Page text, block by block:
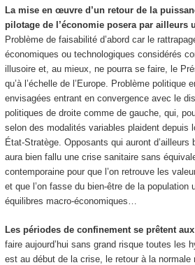
La mise en œuvre d’un retour de la
pilotage de l’économie posera par ailleurs
Problème de faisabilité d’abord car le
économiques ou technologiques considérés
illusoire et, au mieux, ne pourra se faire, le
qu’à l’échelle de l’Europe. Problème politique
envisagées entrant en convergence avec le
politiques de droite comme de gauche, qui,
selon des modalités variables plaident depuis
État-Stratège. Opposants qui auront d’ailleurs
aura bien fallu une crise sanitaire sans
contemporaine pour que l’on retrouve les
et que l’on fasse du bien-être de la population
équilibres macro-économiques…
Les périodes de confinement se prêtent
faire aujourd’hui sans grand risque toutes les
est au début de la crise, le retour à la normale